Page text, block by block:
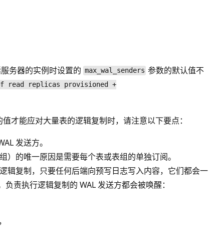
务器的实例时设置的 max_wal_senders 参数的默认值不
read replicas provisioned +
值才能应对大量表的逻辑复制时，请注意以下要点：
发送方。
）的唯一原因是需要每个表或表组的单独订阅。
辑复制，只要任何后端向预写日志写入内容，它们都会一
责执行逻辑复制的 WAL 发送方都会被唤醒：